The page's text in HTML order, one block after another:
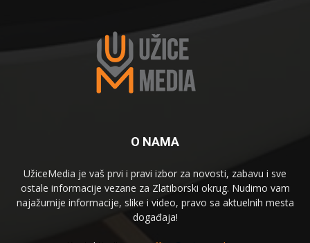
O NAMA
UžiceMedia je vaš prvi i pravi izbor za novosti, zabavu i sve
ostale informacije vezane za Zlatiborski okrug. Nudimo vam
najažurnije informacije, slike i video, pravo sa aktuelnih mesta
događaja!